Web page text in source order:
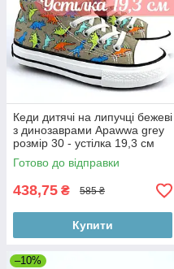
Кеди дитячі на липучці бежеві
з динозаврами Apawwa grey
розмір 30 - устілка 19,3 см
Готово до відправки
438,75 ₴ 585 ₴
Купити
–10%